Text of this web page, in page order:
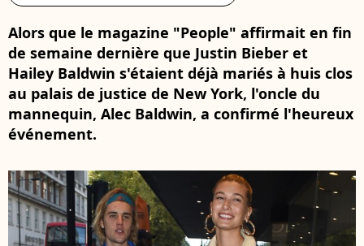
Alors que le magazine "People" affirmait en fin
de semaine dernière que Justin Bieber et
Hailey Baldwin s'étaient déjà mariés à huis clos
au palais de justice de New York, l'oncle du
mannequin, Alec Baldwin, a confirmé l'heureux
événement.